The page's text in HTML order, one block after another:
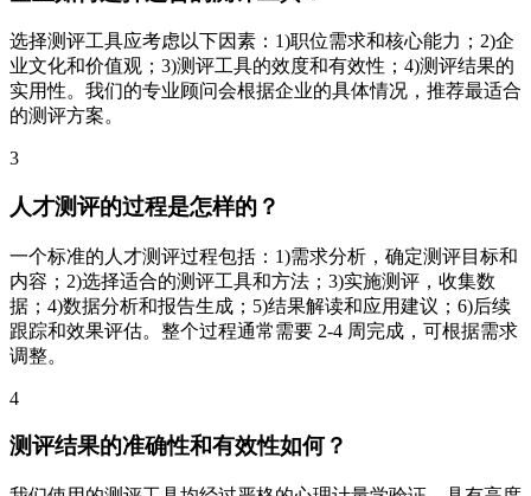
选择测评工具应考虑以下因素：1)职位需求和核心能力；2)企
业文化和价值观；3)测评工具的效度和有效性；4)测评结果的
实用性。我们的专业顾问会根据企业的具体情况，推荐最适合
的测评方案。
3
人才测评的过程是怎样的？
一个标准的人才测评过程包括：1)需求分析，确定测评目标和
内容；2)选择适合的测评工具和方法；3)实施测评，收集数
据；4)数据分析和报告生成；5)结果解读和应用建议；6)后续
跟踪和效果评估。整个过程通常需要 2-4 周完成，可根据需求
调整。
4
测评结果的准确性和有效性如何？